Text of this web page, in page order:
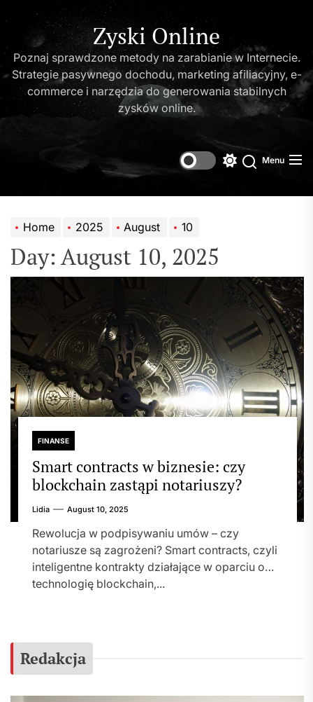
to
content
Zyski Online
Poznaj sprawdzone metody na zarabianie w Internecie.
Strategie pasywnego dochodu, marketing afiliacyjny, e-
commerce i narzędzia do generowania stabilnych
zysków online.
SwitchSearch
Menu
Home 2025 August 10
Day: August 10, 2025
FINANSE
Smart contracts w biznesie: czy
blockchain zastąpi notariuszy?
Lidia August 10, 2025
Rewolucja w podpisywaniu umów – czy
notariusze są zagrożeni? Smart contracts, czyli
inteligentne kontrakty działające w oparciu o
technologię blockchain,...
Redakcja